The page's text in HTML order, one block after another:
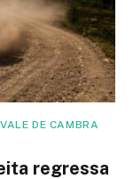
DE CAMBRA
regressa